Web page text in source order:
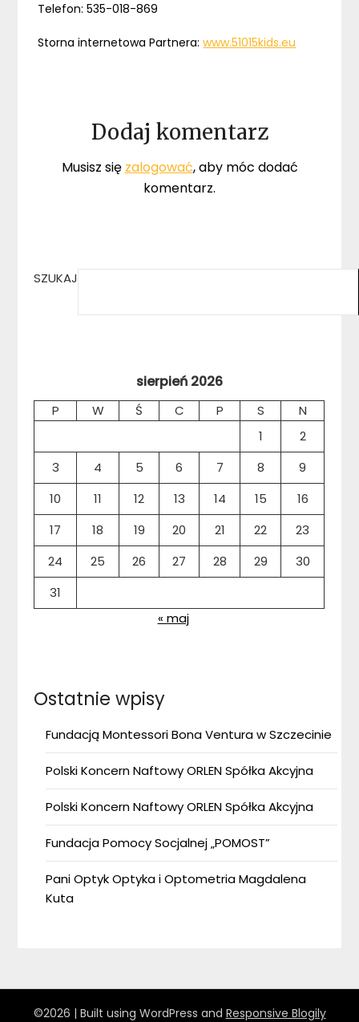
Telefon: 535-018-869
Storna internetowa Partnera:www.51015kids.eu
Dodaj komentarz
Musisz się zalogować, aby móc dodać
komentarz.
SZUKAJ
sierpień 2026
P W Ś C P S
N
1
2
3
4 5 6 7 8
9
10
11 12 13 14 15
16
17
18 19 20 21 22
23
24
25 26 27 28 29
30
31
« maj
Ostatnie wpisy
Fundacją Montessori Bona Ventura w Szczecinie
Polski Koncern Naftowy ORLEN Spółka Akcyjna
Polski Koncern Naftowy ORLEN Spółka Akcyjna
Fundacja Pomocy Socjalnej „POMOST”
Pani Optyk Optyka i Optometria Magdalena
Kuta
©2026 | Built using WordPress and Responsive Blogily